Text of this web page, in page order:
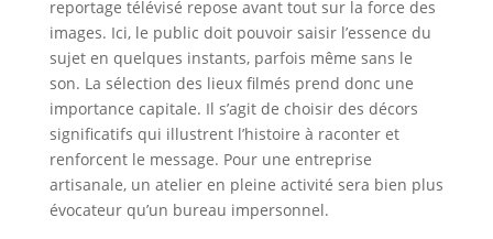
reportage télévisé repose avant tout sur la force des
images. Ici, le public doit pouvoir saisir l’essence du
sujet en quelques instants, parfois même sans le
son. La sélection des lieux filmés prend donc une
importance capitale. Il s’agit de choisir des décors
significatifs qui illustrent l’histoire à raconter et
renforcent le message. Pour une entreprise
artisanale, un atelier en pleine activité sera bien plus
évocateur qu’un bureau impersonnel.